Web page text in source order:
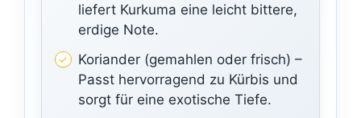
liefert Kurkuma eine leicht bittere,
erdige Note.
Koriander (gemahlen oder frisch) –
Passt hervorragend zu Kürbis und
sorgt für eine exotische Tiefe.